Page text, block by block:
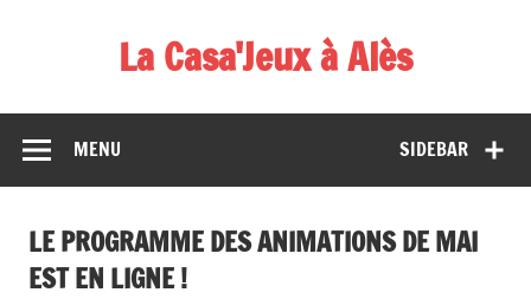
La Casa'Jeux à Alès
démos et de tournois
SIDEBAR
MENU
LE PROGRAMME DES ANIMATIONS DE MAI
EST EN LIGNE !